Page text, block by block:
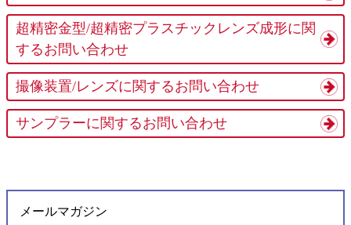
超精密金型/超精密プラスチックレンズ成形に関
するお問い合わせ
撮像装置/レンズに関するお問い合わせ
サンプラーに関するお問い合わせ
メールマガジン